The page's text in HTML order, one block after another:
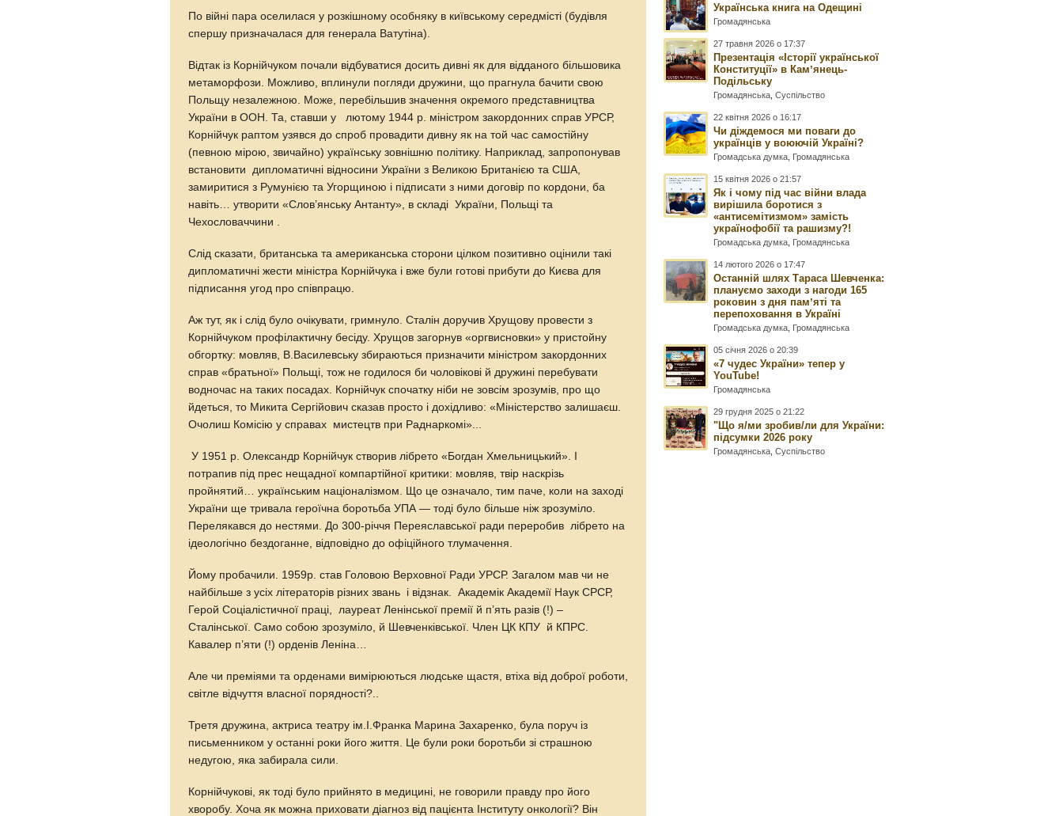
По війні пара оселилася у розкішному особняку в київському середмісті (будівля
спершу призначалася для генерала Ватутіна).
Відтак із Корнійчуком почали відбуватися досить дивні як для відданого більшовика
метаморфози. Можливо, вплинули погляди дружини, що прагнула бачити свою
Польщу незалежною. Може, перебільшив значення окремого представництва
України в ООН. Та, ставши у лютому 1944 р. міністром закордонних справ УРСР,
Корнійчук раптом узявся до спроб провадити дивну як на той час самостійну
(певною мірою, звичайно) українську зовнішню політику. Наприклад, запропонував
встановити дипломатичні відносини України з Великою Британією та США,
замиритися з Румунією та Угорщиною і підписати з ними договір по кордони, ба
навіть… утворити «Слов’янську Антанту», в складі України, Польщі та
Чехословаччини .
Слід сказати, британська та американська сторони цілком позитивно оцінили такі
дипломатичні жести міністра Корнійчука і вже були готові прибути до Києва для
підписання угод про співпрацю.
Аж тут, як і слід було очікувати, гримнуло. Сталін доручив Хрущову провести з
Корнійчуком профілактичну бесіду. Хрущов загорнув «оргвисновки» у пристойну
обгортку: мовляв, В.Василевську збираються призначити міністром закордонних
справ «братьної» Польщі, тож не годилося би чоловікові й дружині перебувати
водночас на таких посадах. Корнійчук спочатку ніби не зовсім зрозумів, про що
йдеться, то Микита Сергійович сказав просто і дохідливо: «Міністерство залишаєш.
Очолиш Комісію у справах мистецтв при Раднаркомі»...
У 1951 р. Олександр Корнійчук створив лібрето «Богдан Хмельницький». І
потрапив під прес нещадної компартійної критики: мовляв, твір наскрізь
пройнятий… українським націоналізмом. Що це означало, тим паче, коли на заході
України ще тривала героїчна боротьба УПА — тоді було більше ніж зрозуміло.
Перелякався до нестями. До 300-річчя Переяславської ради переробив лібрето на
ідеологічно бездоганне, відповідно до офіційного тлумачення.
Йому пробачили. 1959р. став Головою Верховної Ради УРСР. Загалом мав чи не
найбільше з усіх літераторів різних звань і відзнак. Академік Академії Наук СРСР,
Герой Соціалістичної праці, лауреат Ленінської премії й п’ять разів (!) –
Сталінської. Само собою зрозуміло, й Шевченківської. Член ЦК КПУ й КПРС.
Кавалер п’яти (!) орденів Леніна…
Але чи преміями та орденами вимірюються людське щастя, втіха від доброї роботи,
світле відчуття власної порядності?..
Третя дружина, актриса театру ім.І.Франка Марина Захаренко, була поруч із
письменником у останні роки його життя. Це були роки боротьби зі страшною
недугою, яка забирала сили.
Корнійчукові, як тоді було прийнято в медицині, не говорили правду про його
хворобу. Хоча як можна приховати діагноз від пацієнта Інституту онкології? Він
Українська книга на Одещині
Громадянська
27 травня 2026 о 17:37
Презентація «Історії української
Конституції» в Камʼянець-
Подільську
Громадянська ,Суспільство
22 квітня 2026 о 16:17
Чи діждемося ми поваги до
українців у воюючій Україні?
Громадська думка Громадянська
15 квітня 2026 о 21:57
Як і чому під час війни влада
вирішила боротися з
«антисемітизмом» замість
українофобії та рашизму?!
Громадська думка Громадянська
14 лютого 2026 о 17:47
Останній шлях Тараса Шевченка:
плануємо заходи з нагоди 165
роковин з дня памʼяті та
перепоховання в Україні
Громадська думка Громадянська
05 січня 2026 о 20:39
«7 чудес України» тепер у
YouTube!
Громадянська
29 грудня 2025 о 21:22
"Що я/ми зробив/ли для України:
підсумки 2026 року
Громадянська ,Суспільство